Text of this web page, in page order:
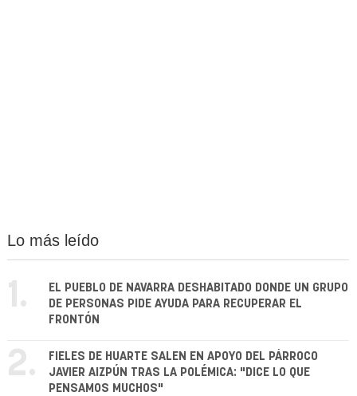
Lo más leído
1.
EL PUEBLO DE NAVARRA DESHABITADO DONDE UN GRUPO
DE PERSONAS PIDE AYUDA PARA RECUPERAR EL
FRONTÓN
2.
FIELES DE HUARTE SALEN EN APOYO DEL PÁRROCO
JAVIER AIZPÚN TRAS LA POLÉMICA: "DICE LO QUE
PENSAMOS MUCHOS"